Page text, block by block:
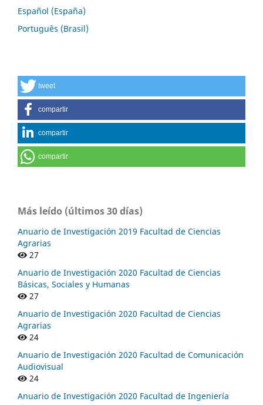
Español (España)
Português (Brasil)
tweet
compartir
compartir
compartir
Más leído (últimos 30 días)
Anuario de Investigación 2019 Facultad de Ciencias
Agrarias
27
Anuario de Investigación 2020 Facultad de Ciencias
Básicas, Sociales y Humanas
27
Anuario de Investigación 2020 Facultad de Ciencias
Agrarias
24
Anuario de Investigación 2020 Facultad de Comunicación
Audiovisual
24
Anuario de Investigación 2020 Facultad de Ingeniería